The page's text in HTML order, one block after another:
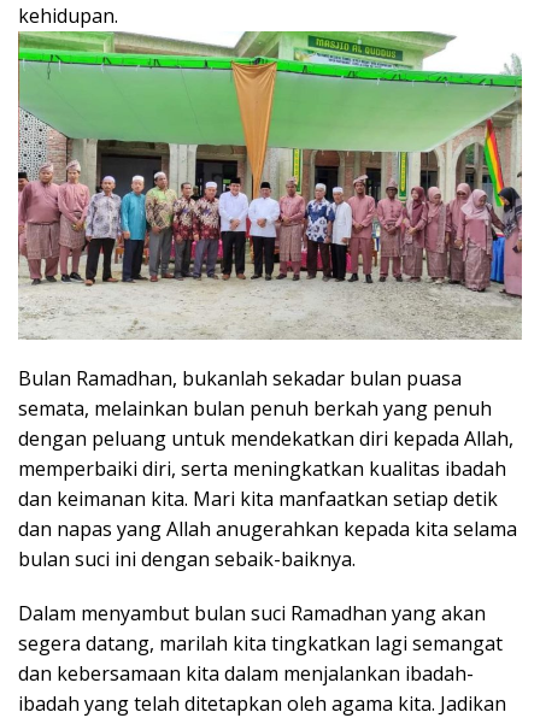
kehidupan.
Bulan Ramadhan, bukanlah sekadar bulan puasa
semata, melainkan bulan penuh berkah yang penuh
dengan peluang untuk mendekatkan diri kepada Allah,
memperbaiki diri, serta meningkatkan kualitas ibadah
dan keimanan kita. Mari kita manfaatkan setiap detik
dan napas yang Allah anugerahkan kepada kita selama
bulan suci ini dengan sebaik-baiknya.
Dalam menyambut bulan suci Ramadhan yang akan
segera datang, marilah kita tingkatkan lagi semangat
dan kebersamaan kita dalam menjalankan ibadah-
ibadah yang telah ditetapkan oleh agama kita. Jadikan